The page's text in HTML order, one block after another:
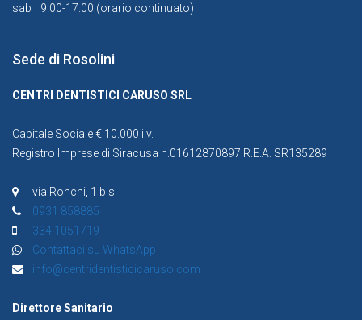
sab
9.00-17.00 (orario continuato)
Sede di Rosolini
CENTRI DENTISTICI CARUSO SRL
Capitale Sociale € 10.000 i.v.
Registro Imprese di Siracusa n.01612870897 R.E.A. SR135289
via Ronchi, 1 bis
0931 858885
334 1051719
Contattaci su WhatsApp
info@centridentisticicaruso.com
Direttore Sanitario